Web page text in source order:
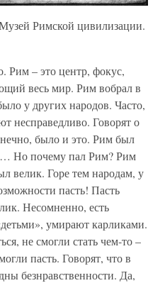
Римской цивилизации.
Рим – это центр, фокус,
весь мир. Рим вобрал в
у других народов. Часто,
несправедливо. Говорят о
было и это. Рим был
Но почему пал Рим? Рим
велик. Горе тем народам, у
пасть! Пасть
Несомненно, есть
умирают карликами.
не смогли стать чем-то –
пасть. Говорят, что в
безнравственности. Да,